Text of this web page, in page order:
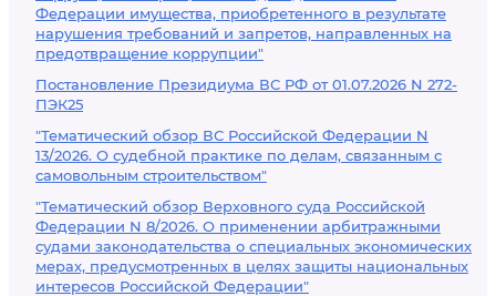
Федерации имущества, приобретенного в результате
нарушения требований и запретов, направленных на
предотвращение коррупции"
Постановление Президиума ВС РФ от 01.07.2026 N 272-
ПЭК25
"Тематический обзор ВС Российской Федерации N
13/2026. О судебной практике по делам, связанным с
самовольным строительством"
"Тематический обзор Верховного суда Российской
Федерации N 8/2026. О применении арбитражными
судами законодательства о специальных экономических
мерах, предусмотренных в целях защиты национальных
интересов Российской Федерации"